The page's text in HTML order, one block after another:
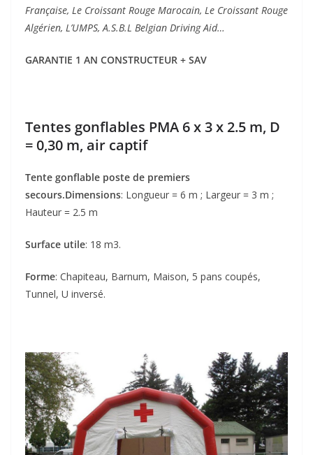
Française, Le Croissant Rouge Marocain, Le Croissant Rouge
Algérien, L’UMPS, A.S.B.L Belgian Driving Aid…
GARANTIE 1 AN CONSTRUCTEUR + SAV
Tentes gonflables PMA 6 x 3 x 2.5 m, D
= 0,30 m, air captif
Tente gonflable poste de premiers
secours.Dimensions: Longueur = 6 m ; Largeur = 3 m ;
Hauteur = 2.5 m
Surface utile: 18 m3.
Forme: Chapiteau, Barnum, Maison, 5 pans coupés,
Tunnel, U inversé.